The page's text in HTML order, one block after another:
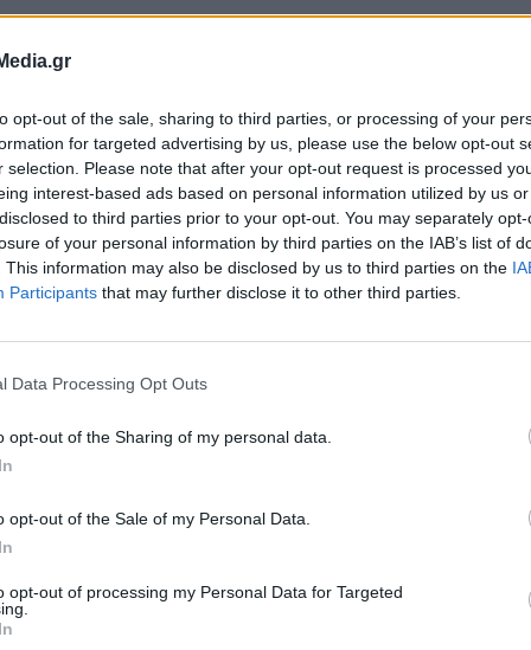
opt-out of the sale, sharing to third parties, or processing of your
for targeted advertising by us, please use the below opt-out
selection. Please note that after your opt-out request is processed
interest-based ads based on personal information utilized by us
to third parties prior to your opt-out. You may separately
of your personal information by third parties on the IAB’s list of
This information may also be disclosed by us to third parties on the
Participants that may further disclose it to other third parties.
Data Processing Opt Outs
opt-out of the Sharing of my personal data.
opt-out of the Sale of my Personal Data.
opt-out of processing my Personal Data for Targeted
στους πολίτες να μην εφησυχάσουν το
Πνεύματος, και να τηρούν τα απαιτούμενα
κορωνοϊό, έστειλε μέσω Facebook ο Νίκος
τα δημοτικά σχολεία της Θάσου
και αποκατάσταση δασών ο Ν.
ΠΑΠΑΣΤΕΡΓΙΟΥ ΔΗΜΟΤΙΚΗ ΑΣΤΥΝΟΜΙΑ